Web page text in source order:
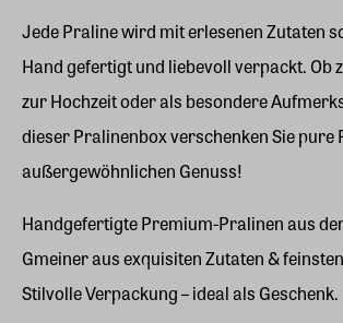
Jede Praline wird mit erlesenen Zutaten
Hand gefertigt und liebevoll verpackt. Ob
zur Hochzeit oder als besondere
dieser Pralinenbox verschenken Sie pure
außergewöhnlichen Genuss!
Handgefertigte Premium-Pralinen aus
Gmeiner aus exquisiten Zutaten &
Stilvolle Verpackung – ideal als Geschenk.